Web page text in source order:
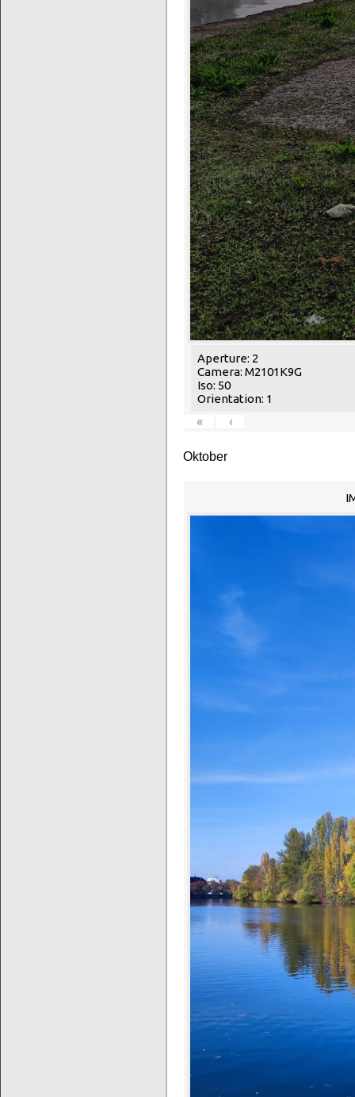
Aperture: 2
Camera: M2101K9G
Iso: 50
Orientation: 1
«
‹
Oktober